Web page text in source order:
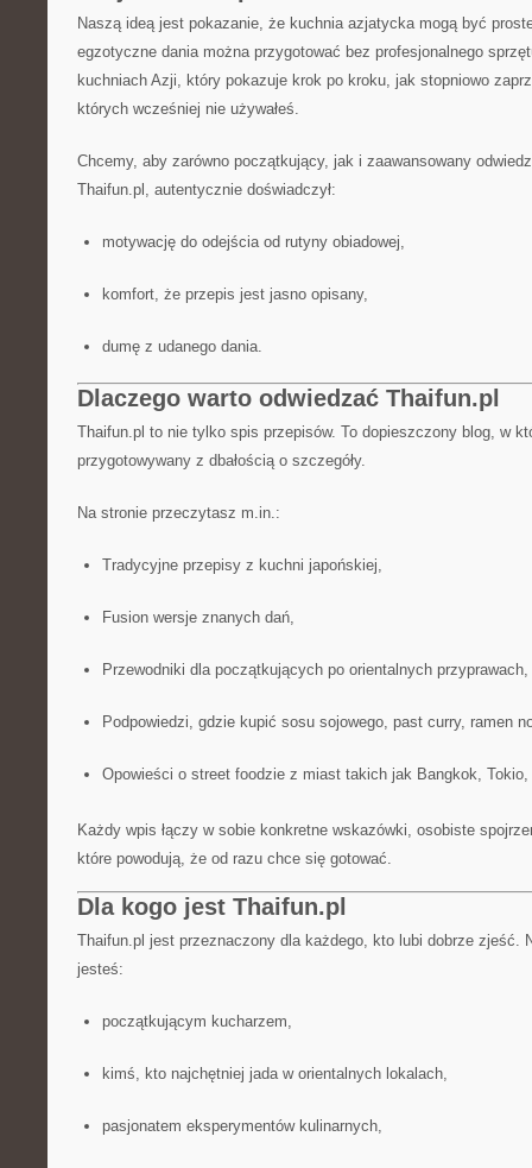
Naszą ideą jest pokazanie, że kuchnia azjatycka mogą być
egzotyczne dania można przygotować bez profesjonalnego
kuchniach Azji, który pokazuje krok po kroku, jak stopniowo
których wcześniej nie używałeś.
Chcemy, aby zarówno początkujący, jak i zaawansowany
Thaifun.pl, autentycznie doświadczył:
motywację do odejścia od rutyny obiadowej,
komfort, że przepis jest jasno opisany,
dumę z udanego dania.
Dlaczego warto odwiedzać Thaifun.pl
Thaifun.pl to nie tylko spis przepisów. To dopieszczony blog, w
przygotowywany z dbałością o szczegóły.
Na stronie przeczytasz m.in.:
Tradycyjne przepisy z kuchni japońskiej,
Fusion wersje znanych dań,
Przewodniki dla początkujących po orientalnych przyprawach,
Podpowiedzi, gdzie kupić sosu sojowego, past curry, ramen
Opowieści o street foodzie z miast takich jak Bangkok, Tokio,
Każdy wpis łączy w sobie konkretne wskazówki, osobiste
które powodują, że od razu chce się gotować.
Dla kogo jest Thaifun.pl
Thaifun.pl jest przeznaczony dla każdego, kto lubi dobrze zjeść.
jesteś:
początkującym kucharzem,
kimś, kto najchętniej jada w orientalnych lokalach,
pasjonatem eksperymentów kulinarnych,